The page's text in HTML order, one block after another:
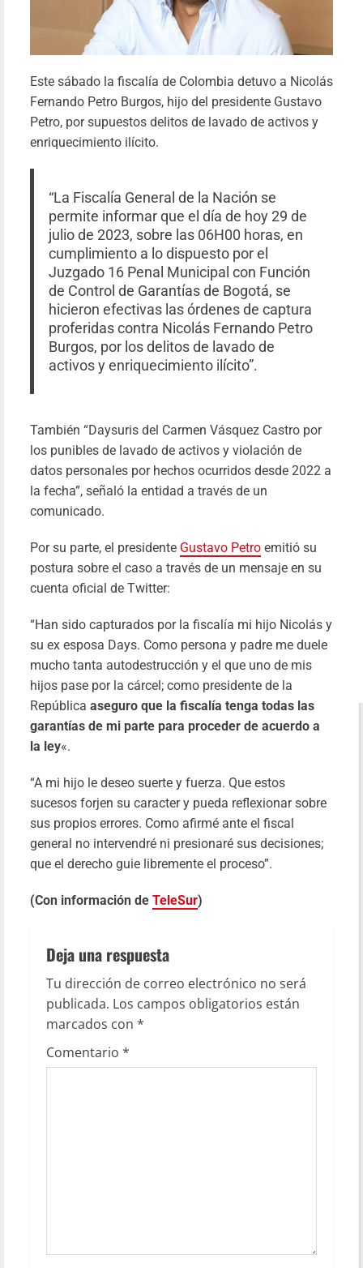
Este sábado la fiscalía de Colombia detuvo a Nicolás
Fernando Petro Burgos, hijo del presidente Gustavo
Petro, por supuestos delitos de lavado de activos y
enriquecimiento ilícito.
“La Fiscalía General de la Nación se
permite informar que el día de hoy 29 de
julio de 2023, sobre las 06H00 horas, en
cumplimiento a lo dispuesto por el
Juzgado 16 Penal Municipal con Función
de Control de Garantías de Bogotá, se
hicieron efectivas las órdenes de captura
proferidas contra Nicolás Fernando Petro
Burgos, por los delitos de lavado de
activos y enriquecimiento ilícito”.
También “Daysuris del Carmen Vásquez Castro por
los punibles de lavado de activos y violación de
datos personales por hechos ocurridos desde 2022 a
la fecha”, señaló la entidad a través de un
comunicado.
Por su parte, el presidente Gustavo Petro emitió su
postura sobre el caso a través de un mensaje en su
cuenta oficial de Twitter:
“Han sido capturados por la fiscalía mi hijo Nicolás y
su ex esposa Days. Como persona y padre me duele
mucho tanta autodestrucción y el que uno de mis
hijos pase por la cárcel; como presidente de la
República aseguro que la fiscalía tenga todas las
garantías de mi parte para proceder de acuerdo a
la ley«.
“A mi hijo le deseo suerte y fuerza. Que estos
sucesos forjen su caracter y pueda reflexionar sobre
sus propios errores. Como afirmé ante el fiscal
general no intervendré ni presionaré sus decisiones;
que el derecho guie libremente el proceso”.
(Con información de TeleSur)
Deja una respuesta
Tu dirección de correo electrónico no será
publicada. Los campos obligatorios están
marcados con *
Comentario *